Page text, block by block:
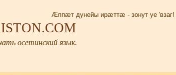
Æппæт дунейы ирæттæ - зонут уе 'взаг!
осетинский язык.